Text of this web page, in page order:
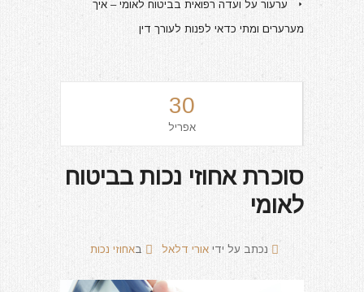
ערעור על ועדה רפואית בביטוח לאומי – איך
מערערים ומתי כדאי לפנות לעורך דין
30
אפריל
סוכרת אחוזי נכות בביטוח
לאומי
נכתב על ידי אורי דלאל באחוזי נכות